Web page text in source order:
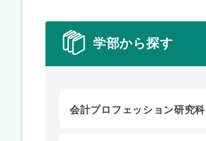
学部から探す
会計プロフェッション研究科